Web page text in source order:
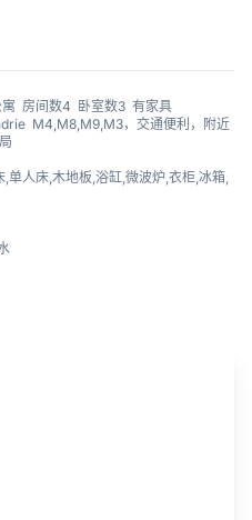
寓 房间数4 卧室数3 有家具
M4,M8,M9,M3，交通便利，附近
单人床,木地板,浴缸,微波炉,衣柜,冰箱,